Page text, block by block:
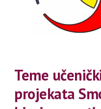
Teme
projekata